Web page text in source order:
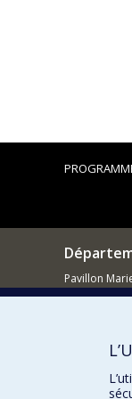
Pavillon
90, avenue
514 343-6972